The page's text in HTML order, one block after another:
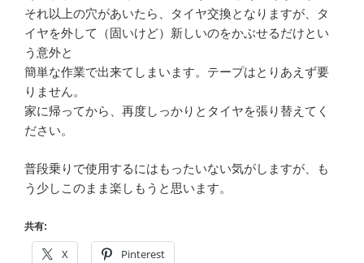
それ以上の穴があいたら、タイヤ交換となりますが、タ
イヤを外して（固いけど）新しいのをかぶせるだけとい
う意外と
簡単な作業で出来てしまいます。テープはとりあえず要
りません。
家に帰ってから、再度しっかりとタイヤを張り替えてく
ださい。
普段乗りで使用するにはもったいない気がしますが、も
う少しこのまま楽しもうと思います。
共有:
X Pinterest